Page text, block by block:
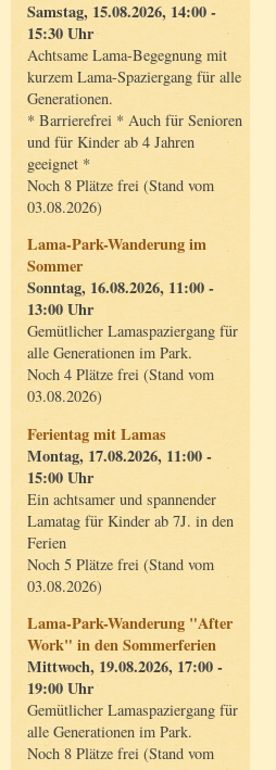
Samstag, 15.08.2026, 14:00 -
15:30 Uhr
Achtsame Lama-Begegnung mit
kurzem Lama-Spaziergang für alle
Generationen.
* Barrierefrei * Auch für Senioren
und für Kinder ab 4 Jahren
geeignet *
Noch 8 Plätze frei (Stand vom
03.08.2026)
Lama-Park-Wanderung im
Sommer
Sonntag, 16.08.2026, 11:00 -
13:00 Uhr
Gemütlicher Lamaspaziergang für
alle Generationen im Park.
Noch 4 Plätze frei (Stand vom
03.08.2026)
Ferientag mit Lamas
Montag, 17.08.2026, 11:00 -
15:00 Uhr
Ein achtsamer und spannender
Lamatag für Kinder ab 7J. in den
Ferien
Noch 5 Plätze frei (Stand vom
03.08.2026)
Lama-Park-Wanderung "After
Work" in den Sommerferien
Mittwoch, 19.08.2026, 17:00 -
19:00 Uhr
Gemütlicher Lamaspaziergang für
alle Generationen im Park.
Noch 8 Plätze frei (Stand vom